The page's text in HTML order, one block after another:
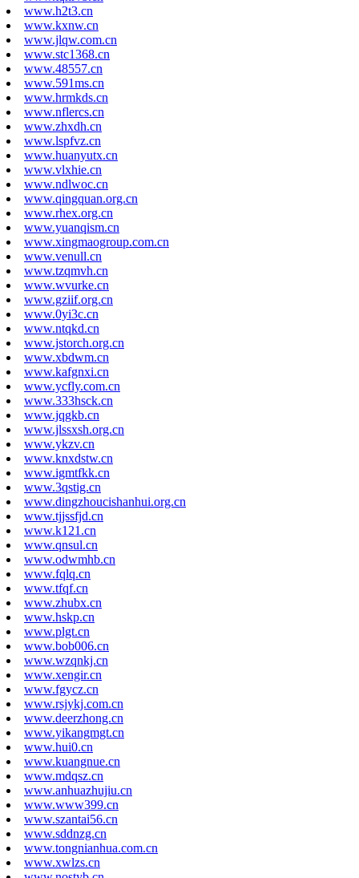
www.h2t3.cn
www.kxnw.cn
www.jlqw.com.cn
www.stc1368.cn
www.48557.cn
www.591ms.cn
www.hrmkds.cn
www.nflercs.cn
www.zhxdh.cn
www.lspfvz.cn
www.huanyutx.cn
www.vlxhie.cn
www.ndlwoc.cn
www.qingquan.org.cn
www.rhex.org.cn
www.yuanqism.cn
www.xingmaogroup.com.cn
www.venull.cn
www.tzqmvh.cn
www.wvurke.cn
www.gziif.org.cn
www.0yi3c.cn
www.ntqkd.cn
www.jstorch.org.cn
www.xbdwm.cn
www.kafgnxi.cn
www.ycfly.com.cn
www.333hsck.cn
www.jqgkb.cn
www.jlssxsh.org.cn
www.ykzv.cn
www.knxdstw.cn
www.igmtfkk.cn
www.3qstig.cn
www.dingzhoucishanhui.org.cn
www.tjjssfjd.cn
www.k121.cn
www.qnsul.cn
www.odwmhb.cn
www.fqlq.cn
www.tfqf.cn
www.zhubx.cn
www.hskp.cn
www.plgt.cn
www.bob006.cn
www.wzqnkj.cn
www.xengir.cn
www.fgycz.cn
www.rsjykj.com.cn
www.deerzhong.cn
www.yikangmgt.cn
www.hui0.cn
www.kuangnue.cn
www.mdqsz.cn
www.anhuazhujiu.cn
www.www399.cn
www.szantai56.cn
www.sddnzg.cn
www.tongnianhua.com.cn
www.xwlzs.cn